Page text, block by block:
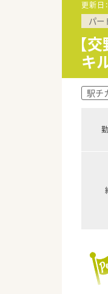
更新日：
パー
【
キ
駅チ